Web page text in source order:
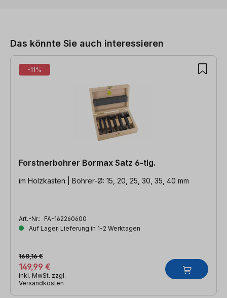
Das könnte Sie auch interessieren
-11%
Forstnerbohrer Bormax Satz 6-tlg.
im Holzkasten | Bohrer-Ø: 15, 20, 25, 30, 35, 40 mm
Art.-Nr.: FA-162260600
Auf Lager, Lieferung in 1-2 Werktagen
149,99 €
168,16 €
inkl. MwSt. zzgl.
Versandkosten